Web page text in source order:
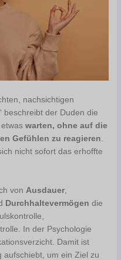
nachsichtigen
beschreibt der Duden die
etwaswarten, ohne auf die
Gefühlen zu reagieren.
nicht sofort das erhoffte
von Ausdauer
Durchhaltevermögen die
In der Psychologie
Damit ist
aufschiebt, um ein Ziel zu